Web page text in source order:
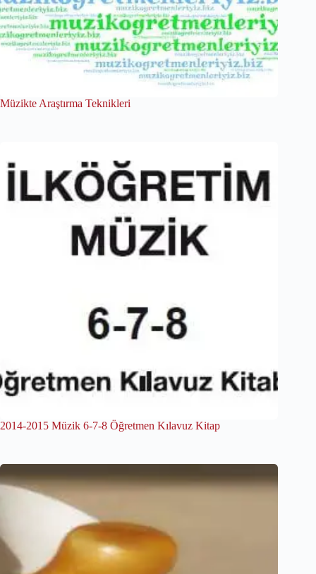
Müzikte Araştırma Teknikleri
2014-2015 Müzik 6-7-8 Öğretmen Kılavuz Kitap